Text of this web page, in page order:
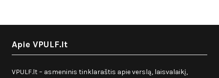
Apie VPULF.lt
VPULF.lt – asmeninis tinklaraštis apie verslą, laisvalaikį,